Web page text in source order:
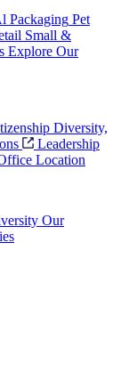
Packaging Pet
Small &
Explore Our
Diversity,
Leadership
Location
Our